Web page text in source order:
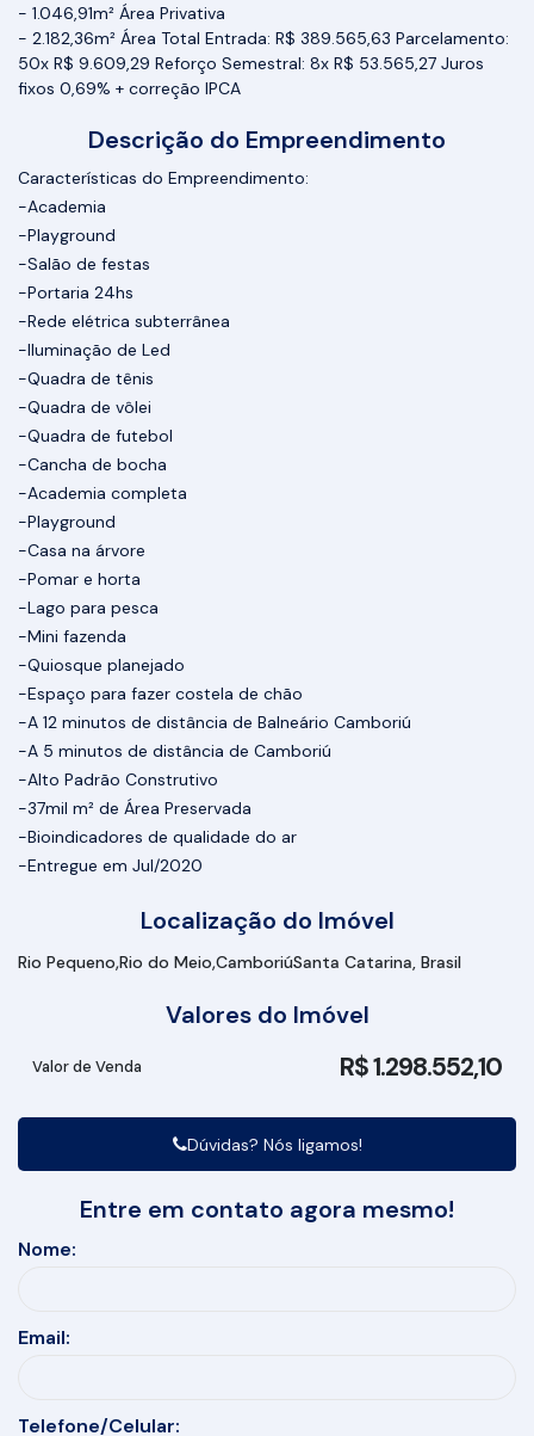
- 1.046,91m² Área Privativa
- 2.182,36m² Área Total Entrada: R$ 389.565,63 Parcelamento:
50x R$ 9.609,29 Reforço Semestral: 8x R$ 53.565,27 Juros
fixos 0,69% + correção IPCA
Descrição do Empreendimento
Características do Empreendimento:
-Academia
-Playground
-Salão de festas
-Portaria 24hs
-Rede elétrica subterrânea
-Iluminação de Led
-Quadra de tênis
-Quadra de vôlei
-Quadra de futebol
-Cancha de bocha
-Academia completa
-Playground
-Casa na árvore
-Pomar e horta
-Lago para pesca
-Mini fazenda
-Quiosque planejado
-Espaço para fazer costela de chão
-A 12 minutos de distância de Balneário Camboriú
-A 5 minutos de distância de Camboriú
-Alto Padrão Construtivo
-37mil m² de Área Preservada
-Bioindicadores de qualidade do ar
-Entregue em Jul/2020
Localização do Imóvel
Rio Pequeno Rio do Meio CamboriúSanta Catarina, Brasil
Valores do Imóvel
R$1.298.552,10
Valor de Venda
Dúvidas? Nós ligamos!
Entre em contato agora mesmo!
Nome:
Email:
Telefone/Celular: